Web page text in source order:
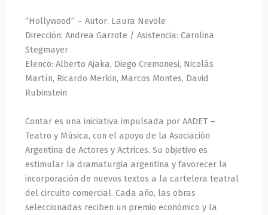
“Hollywood” – Autor: Laura Nevole
Dirección: Andrea Garrote / Asistencia: Carolina
Stegmayer
Elenco: Alberto Ajaka, Diego Cremonesi, Nicolás
Martín, Ricardo Merkin, Marcos Montes, David
Rubinstein
Contar es una iniciativa impulsada por AADET –
Teatro y Música, con el apoyo de la Asociación
Argentina de Actores y Actrices. Su objetivo es
estimular la dramaturgia argentina y favorecer la
incorporación de nuevos textos a la cartelera teatral
del circuito comercial. Cada año, las obras
seleccionadas reciben un premio económico y la